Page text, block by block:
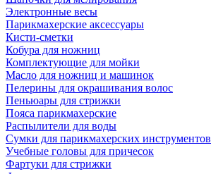
Электронные весы
Парикмахерские аксессуары
Кисти-сметки
Кобура для ножниц
Комплектующие для мойки
Масло для ножниц и машинок
Пелерины для окрашивания волос
Пеньюары для стрижки
Пояса парикмахерские
Распылители для воды
Сумки для парикмахерских инструментов
Учебные головы для причесок
Фартуки для стрижки